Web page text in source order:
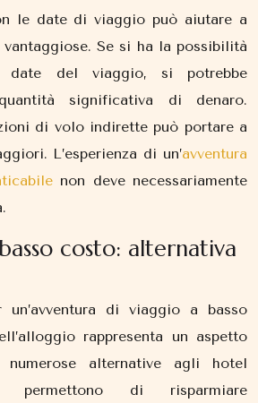
le date di viaggio può aiutare a
Se si ha la possibilità
del viaggio, si potrebbe
significativa di denaro.
di volo indirette può portare a
L’esperienza di un’avventura
non deve necessariamente
costo: alternativa
un’avventura di viaggio a basso
rappresenta un aspetto
numerose alternative agli hotel
permettono di risparmiare